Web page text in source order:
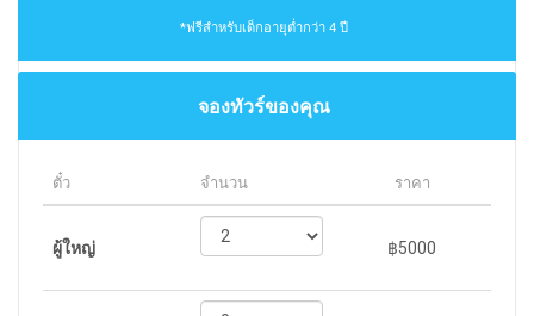
*ฟรีสำหรับเด็กอายุต่ำกว่า 4 ปี
จองทัวร์ของคุณ
ตั๋ว จำนวน ราคา
ผู้ใหญ่ ฿5000